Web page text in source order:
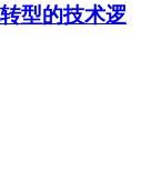
型的技术逻